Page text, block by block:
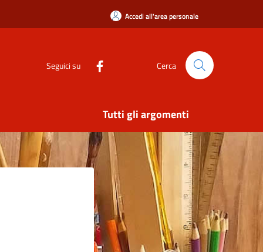
Accedi all'area personale
Seguici su Cerca
Tutti gli argomenti